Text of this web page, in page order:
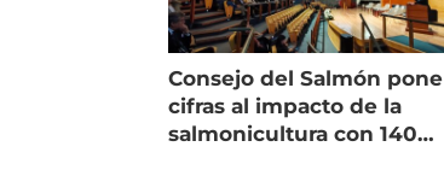
Consejo del Salmón pone
cifras al impacto de la
salmonicultura con 140